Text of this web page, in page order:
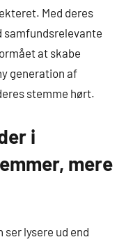
Med deres
samfundsrelevante
at skabe
generation af
stemme hørt.
i
mere
lysere ud end